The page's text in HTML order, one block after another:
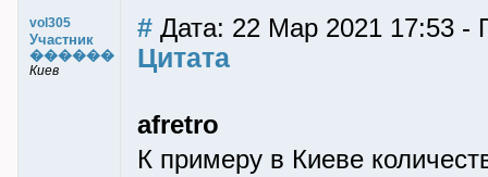
vol305
Участник
������
Киев
# Дата: 22 Мар 2021 17:53 -
Цитата
afretro
К примеру в Киеве